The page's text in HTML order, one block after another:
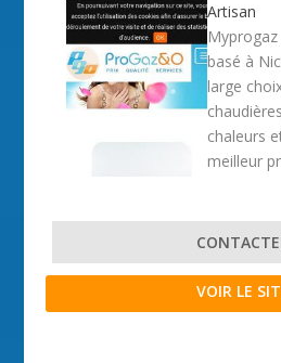
Artisan
basé à
large
chaleurs
meilleur
VOIR LE